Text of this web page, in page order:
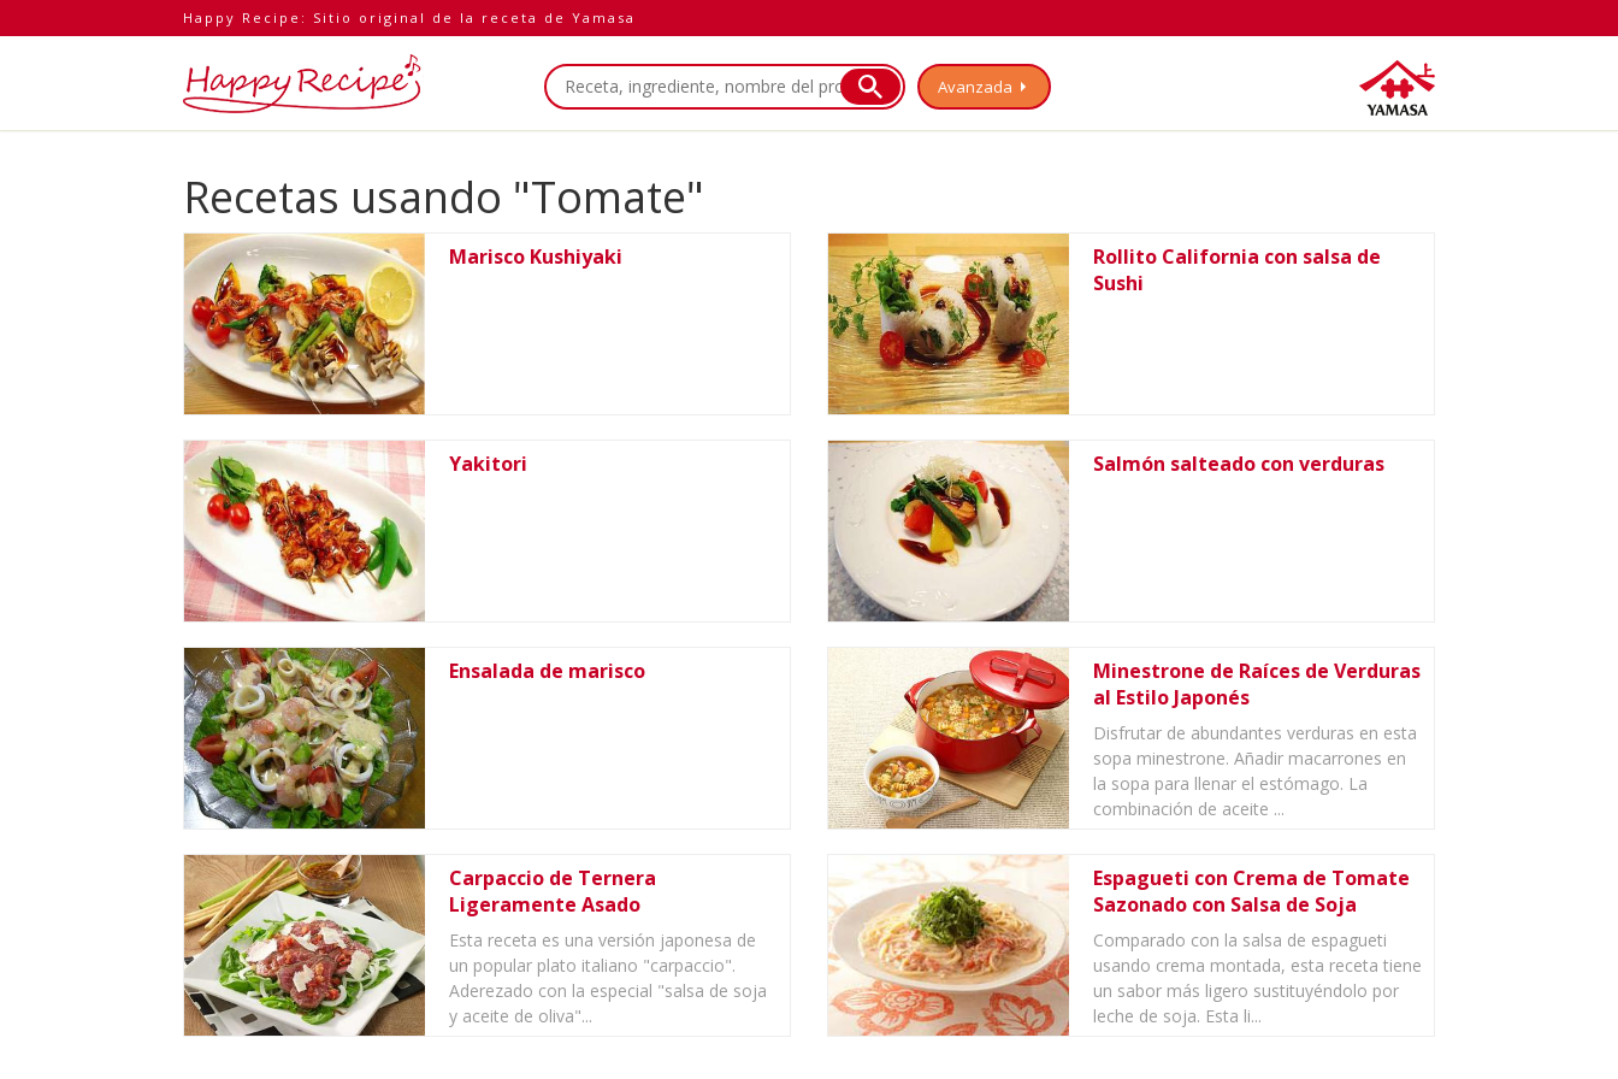
Happy Recipe: Sitio original de la receta de Yamasa
Avanzada
Recetas usando "Tomate"
Marisco Kushiyaki
Rollito California con salsa de
Sushi
Yakitori Salmón salteado con verduras
Ensalada de marisco
Minestrone de Raíces de Verduras
al Estilo Japonés
Disfrutar de abundantes verduras en esta
sopa minestrone. Añadir macarrones en
la sopa para llenar el estómago. La
combinación de aceite ...
Carpaccio de Ternera
Ligeramente Asado
Esta receta es una versión japonesa de
un popular plato italiano "carpaccio".
Aderezado con la especial "salsa de soja
y aceite de oliva"...
Espagueti con Crema de Tomate
Sazonado con Salsa de Soja
Comparado con la salsa de espagueti
usando crema montada, esta receta tiene
un sabor más ligero sustituyéndolo por
leche de soja. Esta li...